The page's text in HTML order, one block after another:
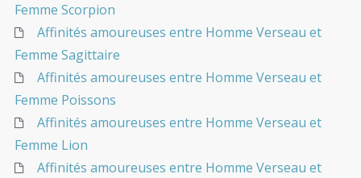
Femme Scorpion
Affinités amoureuses entre Homme Verseau et
Femme Sagittaire
Affinités amoureuses entre Homme Verseau et
Femme Poissons
Affinités amoureuses entre Homme Verseau et
Femme Lion
Affinités amoureuses entre Homme Verseau et